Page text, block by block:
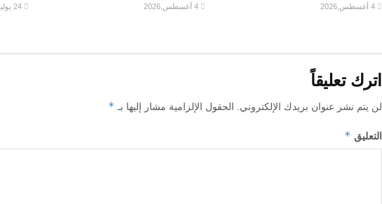
اترك تعليقاً
لن يتم نشر عنوان بريدك الإلكتروني. الحقول الإلزامية مشار إليها بـ *
التعليق *